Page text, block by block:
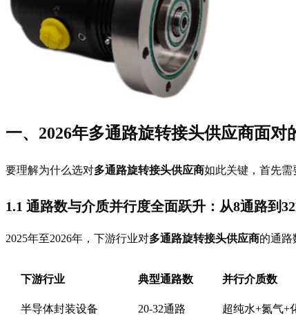
一、2026年多通路旋转接头供应商面对
要理解为什么选对多通路旋转接头供应商如此关键，首先需
1.1 通路数与介质并行度全面跃升：从8通路到
2025年至2026年，下游行业对多通路旋转接头供应商的通路
下游行业 典型通路数 并行介质数
半导体封装设备 20-32通路 超纯水+氮气+